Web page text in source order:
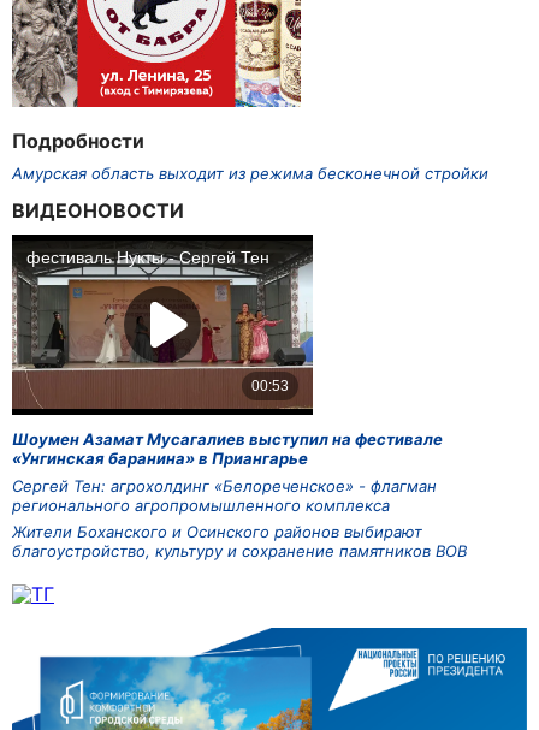
Подробности
Амурская область выходит из режима бесконечной стройки
ВИДЕОНОВОСТИ
Шоумен Азамат Мусагалиев выступил на фестивале
«Унгинская баранина» в Приангарье
Сергей Тен: агрохолдинг «Белореченское» - флагман
регионального агропромышленного комплекса
Жители Боханского и Осинского районов выбирают
благоустройство, культуру и сохранение памятников ВОВ